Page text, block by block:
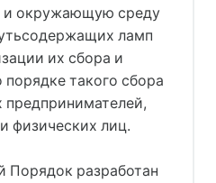
и окружающую среду
ламп
их сбора и
такого сбора
предпринимателей,
физических лиц.
Порядок разработан